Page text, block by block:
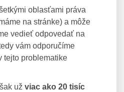
oblasťami práva
na stránke) a môže
vedieť odpovedať na
vám odporučíme
tejto problematike
už viac ako 20 tisíc